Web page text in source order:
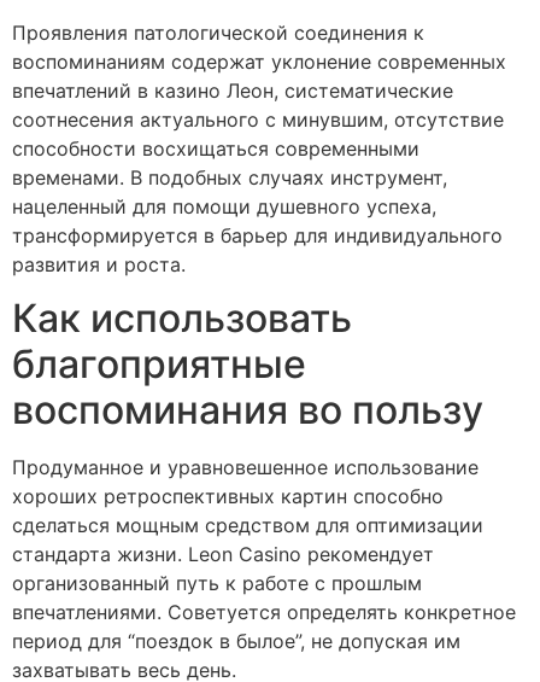
Проявления патологической соединения к
воспоминаниям содержат уклонение современных
впечатлений в казино Леон, систематические
соотнесения актуального с минувшим, отсутствие
способности восхищаться современными
временами. В подобных случаях инструмент,
нацеленный для помощи душевного успеха,
трансформируется в барьер для индивидуального
развития и роста.
Как использовать
благоприятные
воспоминания во пользу
Продуманное и уравновешенное использование
хороших ретроспективных картин способно
сделаться мощным средством для оптимизации
стандарта жизни. Leon Casino рекомендует
организованный путь к работе с прошлым
впечатлениями. Советуется определять конкретное
период для “поездок в былое”, не допуская им
захватывать весь день.